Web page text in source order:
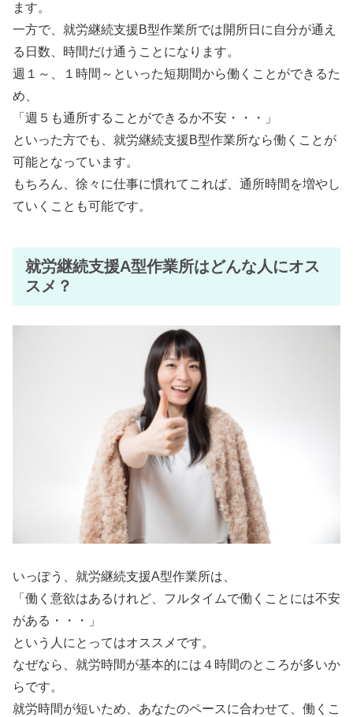
ます。
一方で、就労継続支援B型作業所では開所日に自分が通え
る日数、時間だけ通うことになります。
週１～、１時間～といった短期間から働くことができるた
め、
「週５も通所することができるか不安・・・」
といった方でも、就労継続支援B型作業所なら働くことが
可能となっています。
もちろん、徐々に仕事に慣れてこれば、通所時間を増やし
ていくことも可能です。
就労継続支援A型作業所はどんな人にオス
スメ？
いっぽう、就労継続支援A型作業所は、
「働く意欲はあるけれど、フルタイムで働くことには不安
がある・・・」
という人にとってはオススメです。
なぜなら、就労時間が基本的には４時間のところが多いか
らです。
就労時間が短いため、あなたのペースに合わせて、働くこ